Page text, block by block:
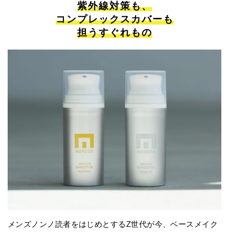
紫外線対策も、
コンプレックスカバーも
担うすぐれもの
メンズノンノ読者をはじめとするZ世代が今、ベースメイク